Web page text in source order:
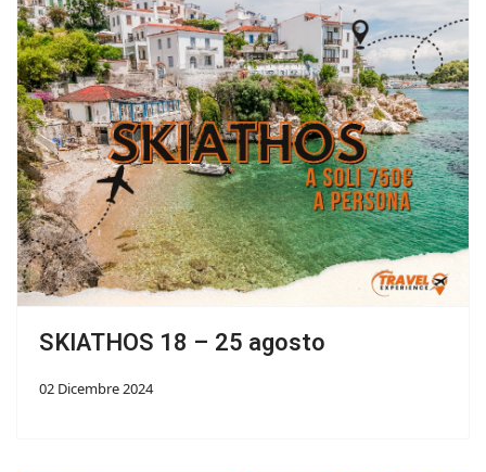
SKIATHOS 18 – 25 agosto
02 Dicembre 2024